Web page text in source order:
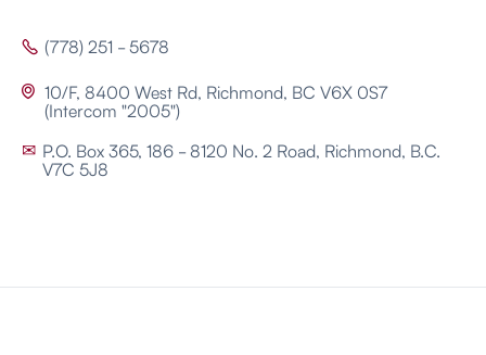
 (778) 251 - 5678
 10/F, 8400 West Rd, Richmond, BC V6X 0S7
(Intercom "2005")
✉ P.O. Box 365, 186 - 8120 No. 2 Road, Richmond, B.C.
V7C 5J8